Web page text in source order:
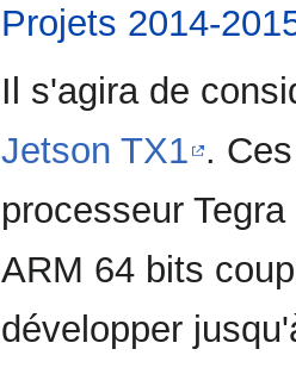
Projets 2014-
Il s'agira de
Jetson TX1 .
processeur
ARM 64 bits
développer